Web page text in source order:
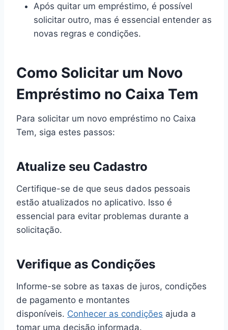
Após quitar um empréstimo, é possível
solicitar outro, mas é essencial entender as
novas regras e condições.
Como Solicitar um Novo
Empréstimo no Caixa Tem
Para solicitar um novo empréstimo no Caixa
Tem, siga estes passos:
Atualize seu Cadastro
Certifique-se de que seus dados pessoais
estão atualizados no aplicativo. Isso é
essencial para evitar problemas durante a
solicitação.
Verifique as Condições
Informe-se sobre as taxas de juros, condições
de pagamento e montantes
disponíveis. Conhecer as condições ajuda a
tomar uma decisão informada.